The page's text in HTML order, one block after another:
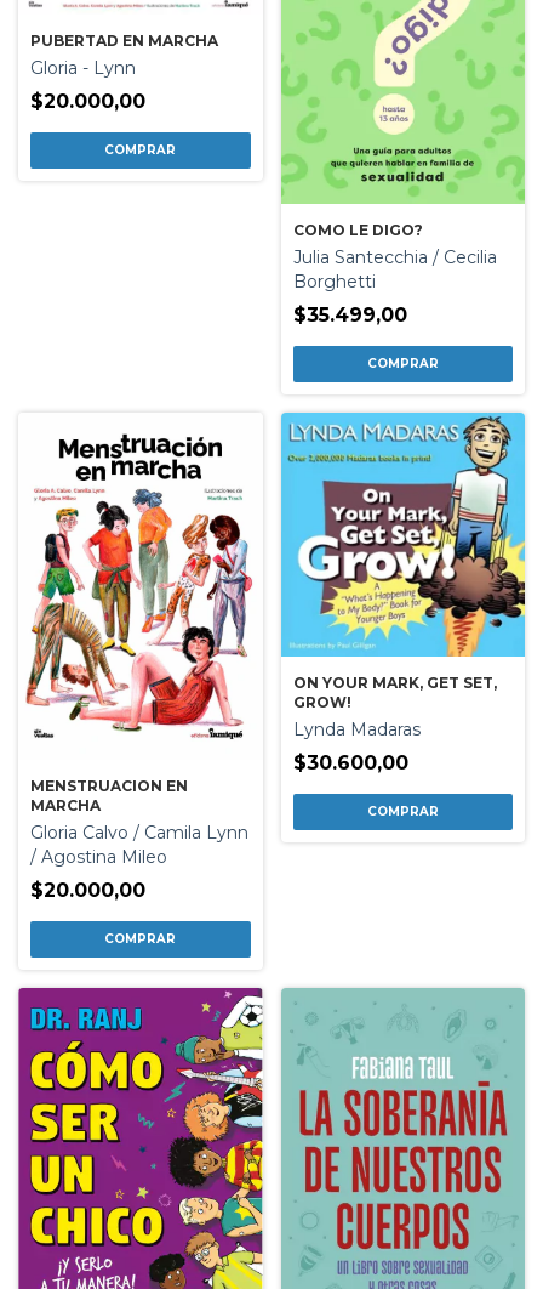
PUBERTAD EN MARCHA
Gloria - Lynn
$20.000,00
COMO LE DIGO?
Julia Santecchia / Cecilia
Borghetti
$35.499,00
MENSTRUACION EN
MARCHA
Gloria Calvo / Camila Lynn
/ Agostina Mileo
$20.000,00
ON YOUR MARK, GET SET,
GROW!
Lynda Madaras
$30.600,00